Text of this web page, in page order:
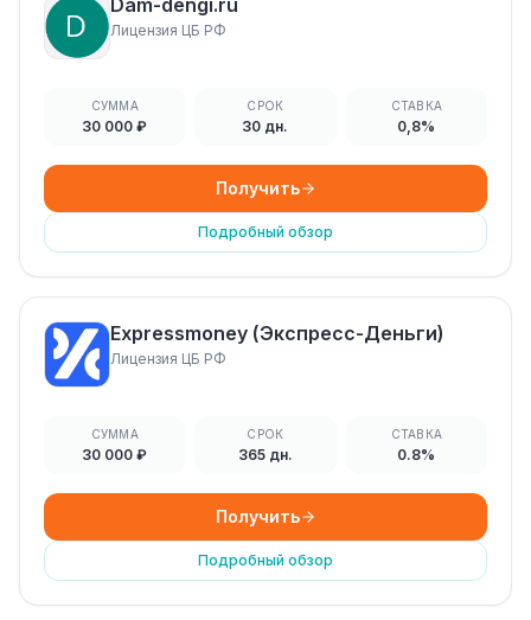
Dam-dengi.ru
Лицензия ЦБ РФ
СУММА
30 000 ₽
СРОК
30 дн.
СТАВКА
0,8%
Получить
Подробный обзор
Expressmoney (Экспресс-Деньги)
Лицензия ЦБ РФ
СУММА
30 000 ₽
СРОК
365 дн.
СТАВКА
0.8%
Получить
Подробный обзор